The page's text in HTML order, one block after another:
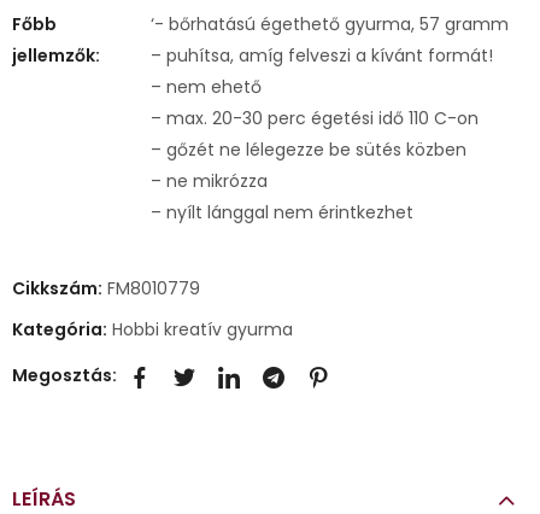
Főbb
jellemzők:
‘- bőrhatású égethető gyurma, 57 gramm
– puhítsa, amíg felveszi a kívánt formát!
– nem ehető
– max. 20-30 perc égetési idő 110 C-on
– gőzét ne lélegezze be sütés közben
– ne mikrózza
– nyílt lánggal nem érintkezhet
Cikkszám: FM8010779
Kategória: Hobbi kreatív gyurma
Megosztás:
LEÍRÁS